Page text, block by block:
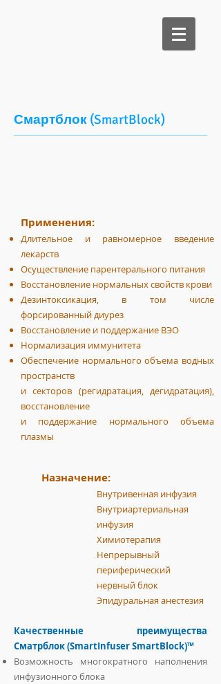
Назначение:
Внутривенная инфузия
Внутриартериальная
инфузия
Химиотерапия
Непрерывный
периферический
нервный блок
Эпидуральная анестезия
Качественные преимущества
Сматрблок (SmartInfuser SmartBlock)™
Возможность многократного наполнения
инфузионного блока
Применения:
Длительное и равномерное введение
лекарств
Осуществление парентерального питания
Восстановление нормальных свойств крови
Дезинтоксикация, в том числе
форсированный диурез
Восстановление и поддержание ВЭО
Нормализация иммунитета
Обеспечение нормального объема водных
пространств
и секторов (регидратация, дегидратация),
восстановление
и поддержание нормального объема
плазмы
Смартблок (SmartBlock)